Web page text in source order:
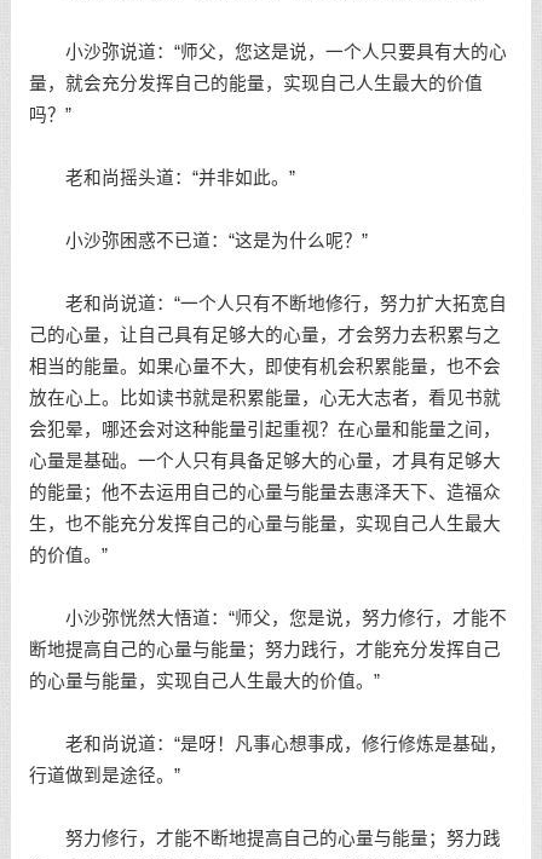
小沙弥说道：“师父，您这是说，一个人只要具有大的心
量，就会充分发挥自己的能量，实现自己人生最大的价值
吗？”
老和尚摇头道：“并非如此。”
小沙弥困惑不已道：“这是为什么呢？”
老和尚说道：“一个人只有不断地修行，努力扩大拓宽自
己的心量，让自己具有足够大的心量，才会努力去积累与之
相当的能量。如果心量不大，即使有机会积累能量，也不会
放在心上。比如读书就是积累能量，心无大志者，看见书就
会犯晕，哪还会对这种能量引起重视？在心量和能量之间，
心量是基础。一个人只有具备足够大的心量，才具有足够大
的能量；他不去运用自己的心量与能量去惠泽天下、造福众
生，也不能充分发挥自己的心量与能量，实现自己人生最大
的价值。”
小沙弥恍然大悟道：“师父，您是说，努力修行，才能不
断地提高自己的心量与能量；努力践行，才能充分发挥自己
的心量与能量，实现自己人生最大的价值。”
老和尚说道：“是呀！凡事心想事成，修行修炼是基础，
行道做到是途径。”
努力修行，才能不断地提高自己的心量与能量；努力践